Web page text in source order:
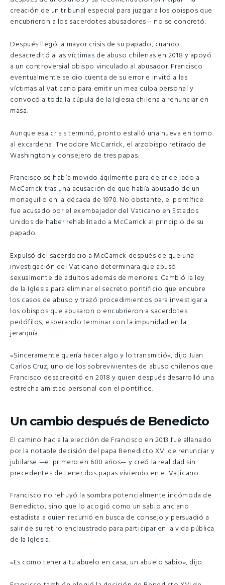
creación de un tribunal especial para juzgar a los obispos que
encubrieron a los sacerdotes abusadores— no se concretó.
Después llegó la mayor crisis de su papado, cuando
desacreditó a las víctimas de abuso chilenas en 2018 y apoyó
a un controversial obispo vinculado al abusador. Francisco
eventualmente se dio cuenta de su error e invitó a las
víctimas al Vaticano para emitir un mea culpa personal y
convocó a toda la cúpula de la Iglesia chilena a renunciar en
masa.
Aunque esa crisis terminó, pronto estalló una nueva en torno
al excardenal Theodore McCarrick, el arzobispo retirado de
Washington y consejero de tres papas.
Francisco se había movido ágilmente para dejar de lado a
McCarrick tras una acusación de que había abusado de un
monaguillo en la década de 1970. No obstante, el pontífice
fue acusado por el exembajador del Vaticano en Estados
Unidos de haber rehabilitado a McCarrick al principio de su
papado.
Expulsó del sacerdocio a McCarrick después de que una
investigación del Vaticano determinara que abusó
sexualmente de adultos además de menores. Cambió la ley
de la Iglesia para eliminar el secreto pontificio que encubre
los casos de abuso y trazó procedimientos para investigar a
los obispos que abusaron o encubrieron a sacerdotes
pedófilos, esperando terminar con la impunidad en la
jerarquía.
«Sinceramente quería hacer algo y lo transmitió», dijo Juan
Carlos Cruz, uno de los sobrevivientes de abuso chilenos que
Francisco desacreditó en 2018 y quien después desarrolló una
estrecha amistad personal con el pontífice.
Un cambio después de Benedicto
El camino hacia la elección de Francisco en 2013 fue allanado
por la notable decisión del papa Benedicto XVI de renunciar y
jubilarse —el primero en 600 años— y creó la realidad sin
precedentes de tener dos papas viviendo en el Vaticano.
Francisco no rehuyó la sombra potencialmente incómoda de
Benedicto, sino que lo acogió como un sabio anciano
estadista a quien recurrió en busca de consejo y persuadió a
salir de su retiro enclaustrado para participar en la vida pública
de la Iglesia.
«Es como tener a tu abuelo en casa, un abuelo sabio», dijo.